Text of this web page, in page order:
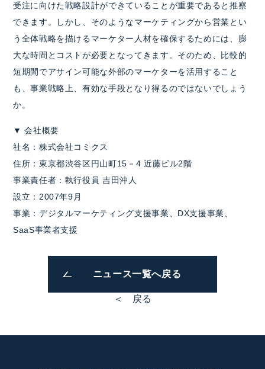
受注に向けた戦略設計ができていることが重要であると推察
できます。しかし、そのようなマーケティングから営業とい
う全体戦略を描けるマーケター人材を確保するためには、膨
大な時間とコストが必要となってきます。そのため、比較的
短期間でアサイン可能な外部のマーケターを活用すること
も、事業戦略上、有効な手段となり得るのではないでしょう
か。
▼ 会社概要
社名：株式会社コミクス
住所：東京都渋谷区円山町15－4 近藤ビル2階
事業責任者：執行役員 吉田沖人
設立：2007年9月
事業：デジタルマーケティング支援事業、DX支援事業、
SaaS事業者支援
ニュース一覧へ戻る
＜ 戻る